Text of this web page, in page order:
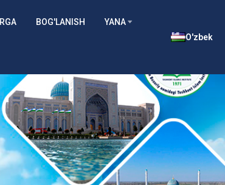
BOG'LANISH YANA
O'zbek